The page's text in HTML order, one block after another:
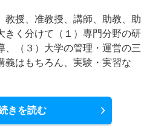
授、准教授、講師、助教、助
きく分けて（１）専門分野の研
、（３）大学の管理・運営の三
義はもちろん、実験・実習な
きを読む